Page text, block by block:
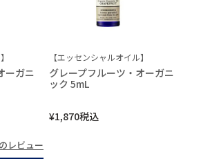
ーガニ
レビュー
【エッセンシャルオイル】
グレープフルーツ・オーガニ
ック 5mL
¥1,870税込